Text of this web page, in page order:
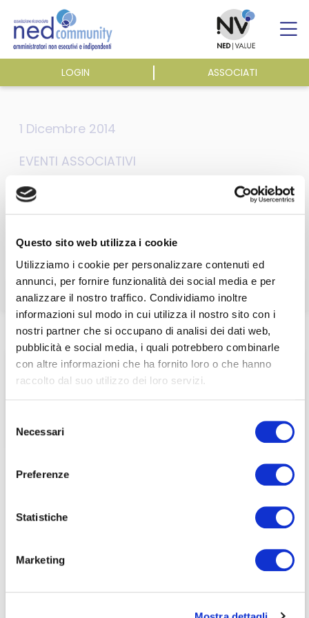
Questo sito web utilizza i cookie
Utilizziamo i cookie per personalizzare contenuti ed
annunci, per fornire funzionalità dei social media e per
analizzare il nostro traffico. Condividiamo inoltre
informazioni sul modo in cui utilizza il nostro sito con i
nostri partner che si occupano di analisi dei dati web,
pubblicità e social media, i quali potrebbero combinarle
con altre informazioni che ha fornito loro o che hanno
raccolto dal suo utilizzo dei loro servizi.
delNecessari
Preferenze
Statistiche
Marketing
content
LOGIN ASSOCIATI
ASSOCIAZIONE
ATTIVITÀ
EVENTI E NEWS
PUBBLICAZIONI
ACCEDI A NEDCOMMUNITY
Password dimenticata?
fare cliccando qui.
1 Dicembre 2014
EVENTI ASSOCIATIVI
Cerimonia di
Bilancio 2014
Home/
Questa sezione è riservata agli
associati
per visualizzare il contenuto è necessario
effettuare il login inserendo email e password qui
di seguito: